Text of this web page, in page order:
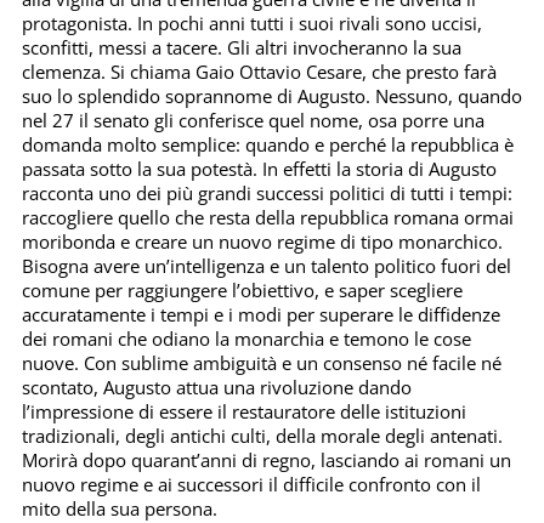
protagonista. In pochi anni tutti i suoi rivali sono uccisi,
sconfitti, messi a tacere. Gli altri invocheranno la sua
clemenza. Si chiama Gaio Ottavio Cesare, che presto farà
suo lo splendido soprannome di Augusto. Nessuno, quando
nel 27 il senato gli conferisce quel nome, osa porre una
domanda molto semplice: quando e perché la repubblica è
passata sotto la sua potestà. In effetti la storia di Augusto
racconta uno dei più grandi successi politici di tutti i tempi:
raccogliere quello che resta della repubblica romana ormai
moribonda e creare un nuovo regime di tipo monarchico.
Bisogna avere un’intelligenza e un talento politico fuori del
comune per raggiungere l’obiettivo, e saper scegliere
accuratamente i tempi e i modi per superare le diffidenze
dei romani che odiano la monarchia e temono le cose
nuove. Con sublime ambiguità e un consenso né facile né
scontato, Augusto attua una rivoluzione dando
l’impressione di essere il restauratore delle istituzioni
tradizionali, degli antichi culti, della morale degli antenati.
Morirà dopo quarant’anni di regno, lasciando ai romani un
nuovo regime e ai successori il difficile confronto con il
mito della sua persona.